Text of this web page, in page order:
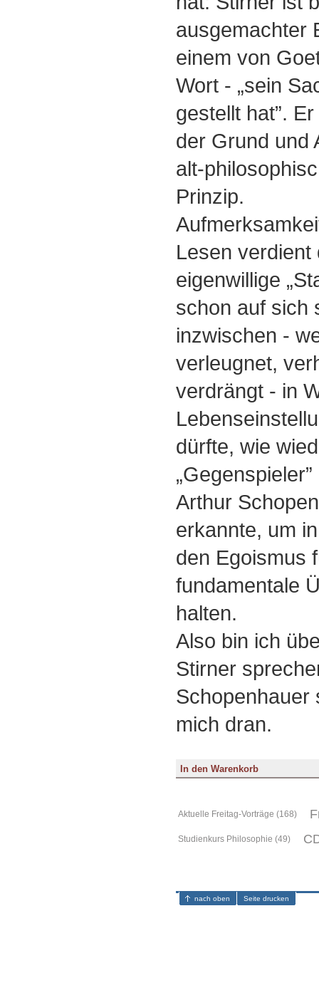
ausgemachter
einem von
Wort - „sein
gestellt hat”.
der Grund und
alt-
Prinzip.
Lesen
eigenwillige
schon auf sich
inzwischen -
verleugnet,
verdrängt - in
dürfte, wie
Arthur
erkannte, um
den Egoismus
fundamentale
halten.
Also bin ich
Stirner
Schopenhauer
mich dran.
Aktuelle Freitag-Vorträge (168)
Studienkurs Philosophie (49)
nach oben Seite drucken